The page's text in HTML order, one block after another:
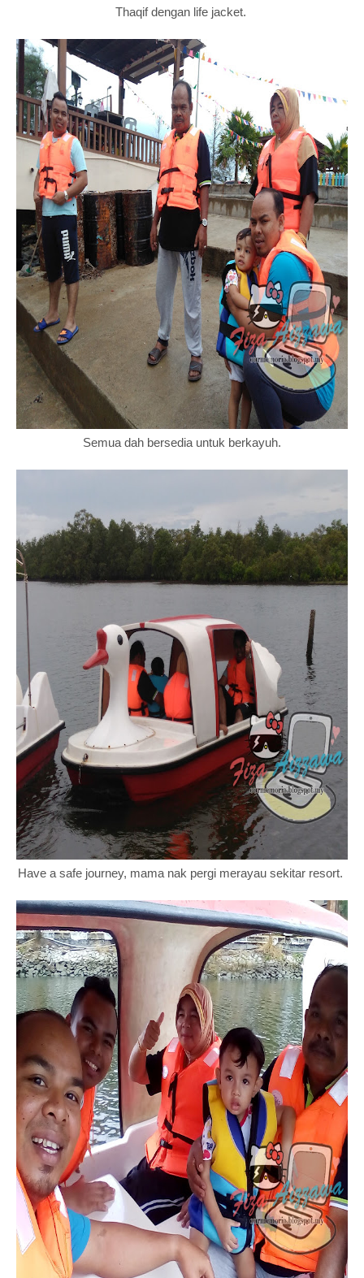
Thaqif dengan life jacket.
Semua dah bersedia untuk berkayuh.
Have a safe journey, mama nak pergi merayau sekitar resort.